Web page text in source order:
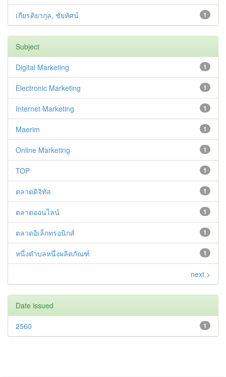
1
เกียรติยากุล, ชัยทัศน์
Subject
1
Digital Marketing
1
Electronic Marketing
1
Internet Marketing
1
Maerim
1
Online Marketing
1
TOP
1
ตลาดดิจิทัล
1
ตลาดออนไลน์
1
ตลาดอิเล็กทรอนิกส์
1
หนึ่งตำบลหนึ่งผลิตภัณฑ์
next >
Date issued
1
2560